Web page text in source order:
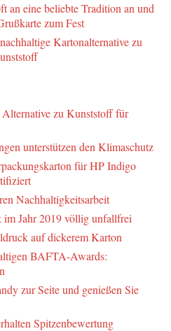
an eine beliebte Tradition an und
zum Fest
Kartonalternative zu
zu Kunststoff für
unterstützen den Klimaschutz
für HP Indigo
Nachhaltigkeitsarbeit
im Jahr 2019 völlig unfallfrei
auf dickerem Karton
BAFTA-Awards:
zur Seite und genießen Sie
Spitzenbewertung